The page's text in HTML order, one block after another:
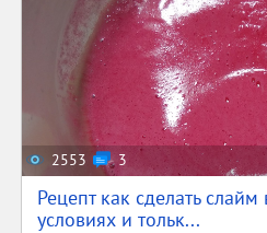
2553 3
Рецепт как сделать
условиях и тольк...